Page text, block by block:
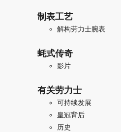
制表工艺
解构劳力士腕表
蚝式传奇
影片
有关劳力士
可持续发展
皇冠背后
历史